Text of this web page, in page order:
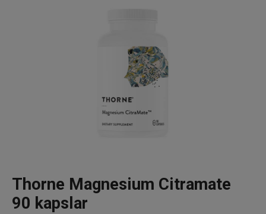
Thorne Magnesium Citramate
90 kapslar